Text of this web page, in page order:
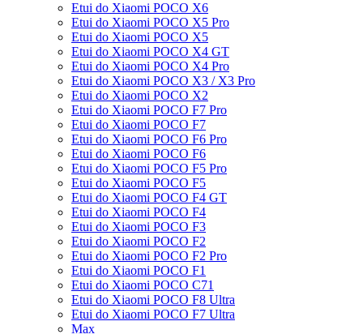
Etui do Xiaomi POCO X6
Etui do Xiaomi POCO X5 Pro
Etui do Xiaomi POCO X5
Etui do Xiaomi POCO X4 GT
Etui do Xiaomi POCO X4 Pro
Etui do Xiaomi POCO X3 / X3 Pro
Etui do Xiaomi POCO X2
Etui do Xiaomi POCO F7 Pro
Etui do Xiaomi POCO F7
Etui do Xiaomi POCO F6 Pro
Etui do Xiaomi POCO F6
Etui do Xiaomi POCO F5 Pro
Etui do Xiaomi POCO F5
Etui do Xiaomi POCO F4 GT
Etui do Xiaomi POCO F4
Etui do Xiaomi POCO F3
Etui do Xiaomi POCO F2
Etui do Xiaomi POCO F2 Pro
Etui do Xiaomi POCO F1
Etui do Xiaomi POCO C71
Etui do Xiaomi POCO F8 Ultra
Etui do Xiaomi POCO F7 Ultra
Max